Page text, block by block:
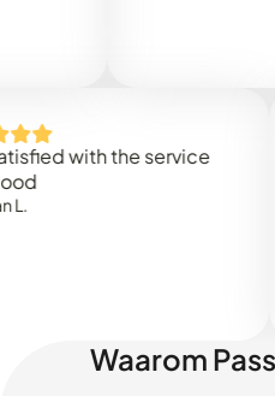
with the service
Waarom